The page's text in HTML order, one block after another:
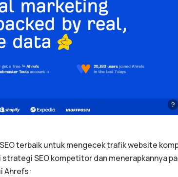
terbaik untuk mengecek trafik website
SEO kompetitor dan menerapkannya
Ahrefs: